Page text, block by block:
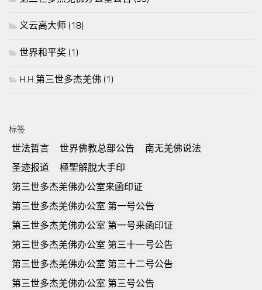
义云高大师 (18)
世界和平奖 (1)
H.H.第三世多杰羌佛 (1)
标签
世法哲言 世界佛教总部公告
南无羌佛说法
圣迹报道
極聖解脫大手印
第三世多杰羌佛办公室来函印证
第三世多杰羌佛办公室 第一号公告
第三世多杰羌佛办公室 第一号来函印证
第三世多杰羌佛办公室 第三十一号公告
第三世多杰羌佛办公室 第三十二号公告
第三世多杰羌佛办公室 第三号公告